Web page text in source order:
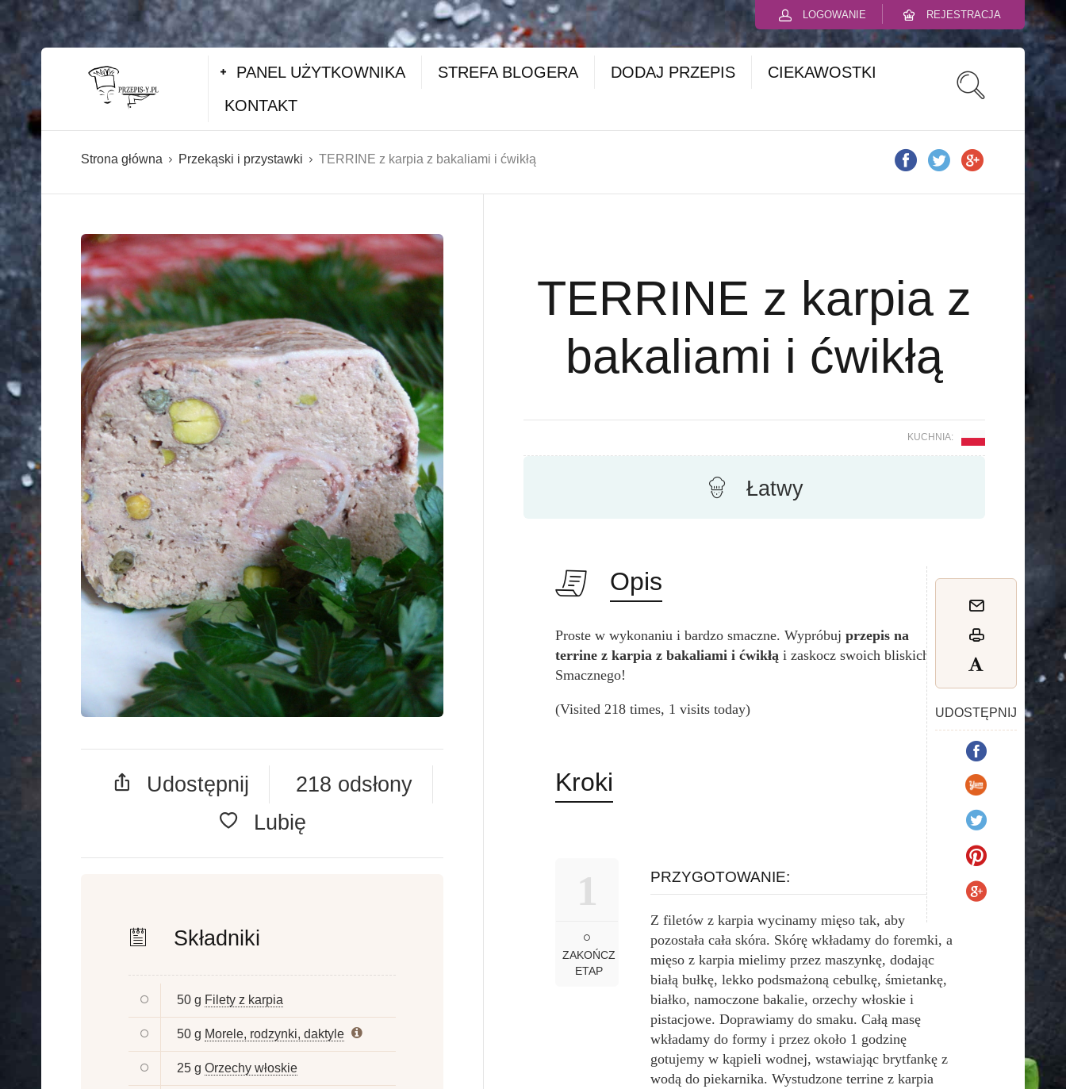
LOGOWANIE REJESTRACJA
PANEL UŻYTKOWNIKA STREFA BLOGERA DODAJ PRZEPIS
CIEKAWOSTKI
KONTAKT
Strona główna Przekąski i przystawki TERRINE z karpia z bakaliami i ćwikłą
Udostępnij
218 odsłony
Lubię
Składniki
50 g Filety z karpia
50 g Morele, rodzynki, daktyle
25 g Orzechy włoskie
TERRINE z karpia z
bakaliami i ćwikłą
KUCHNIA:
Łatwy
Opis
UDOSTĘPNIJ
Proste w wykonaniu i bardzo smaczne. Wypróbuj przepis na
terrine z karpia z bakaliami i ćwikłą i zaskocz swoich bliskich.
Smacznego!
(Visited 218 times, 1 visits today)
Kroki
1
ZAKOŃCZ
ETAP
PRZYGOTOWANIE:
Z filetów z karpia wycinamy mięso tak, aby
pozostała cała skóra. Skórę wkładamy do foremki, a
mięso z karpia mielimy przez maszynkę, dodając
białą bułkę, lekko podsmażoną cebulkę, śmietankę,
białko, namoczone bakalie, orzechy włoskie i
pistacjowe. Doprawiamy do smaku. Całą masę
wkładamy do formy i przez około 1 godzinę
gotujemy w kąpieli wodnej, wstawiając brytfankę z
wodą do piekarnika. Wystudzone terrine z karpia